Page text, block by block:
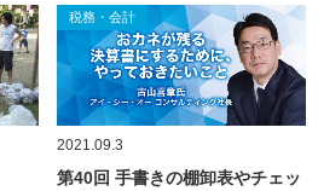
税務・会計
2021.09.3
第40回 手書きの棚卸表やチェッ